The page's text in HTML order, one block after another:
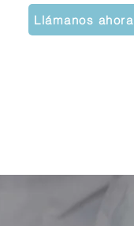
Llámanos ahora